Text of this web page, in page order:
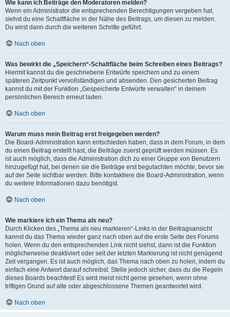
Wie kann ich Beiträge den Moderatoren melden?
Wenn ein Administrator die entsprechenden Berechtigungen vergeben hat,
siehst du eine Schaltfläche in der Nähe des Beitrags, um diesen zu melden.
Du wirst dann durch die weiteren Schritte geführt.
Nach oben
Was bewirkt die „Speichern“-Schaltfläche beim Schreiben eines Beitrags?
Hiermit kannst du die geschriebene Entwürfe speichern und zu einem
späteren Zeitpunkt vervollständigen und absenden. Den gesicherten Beitrag
kannst du mit der Funktion „Gespeicherte Entwürfe verwalten“ in deinem
persönlichen Bereich erneut laden.
Nach oben
Warum muss mein Beitrag erst freigegeben werden?
Die Board-Administration kann entschieden haben, dass in dem Forum, in dem
du einen Beitrag erstellt hast, die Beiträge zuerst geprüft werden müssen. Es
ist auch möglich, dass die Administration dich zu einer Gruppe von Benutzern
hinzugefügt hat, bei denen sie die Beiträge erst begutachten möchte, bevor sie
auf der Seite sichtbar werden. Bitte kontaktiere die Board-Administration, wenn
du weitere Informationen dazu benötigst.
Nach oben
Wie markiere ich ein Thema als neu?
Durch Klicken des „Thema als neu markieren“-Links in der Beitragsansicht
kannst du das Thema wieder ganz nach oben auf die erste Seite des Forums
holen. Wenn du den entsprechenden Link nicht siehst, dann ist die Funktion
möglicherweise deaktiviert oder seit der letzten Markierung ist nicht genügend
Zeit vergangen. Es ist auch möglich, das Thema nach oben zu holen, indem du
einfach eine Antwort darauf schreibst. Stelle jedoch sicher, dass du die Regeln
dieses Boards beachtest! Es wird meist nicht gerne gesehen, wenn ohne
triftigen Grund auf alte oder abgeschlossene Themen geantwortet wird.
Nach oben